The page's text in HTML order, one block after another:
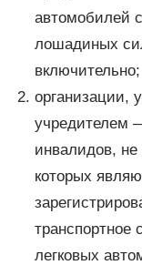
автомобилей
лошадиных
включительно;
организации,
учредителем
инвалидов, не
которых
транспортное
легковых